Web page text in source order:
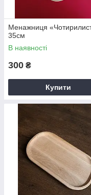
Менажниця
35см
В наявності
300 ₴
Купити